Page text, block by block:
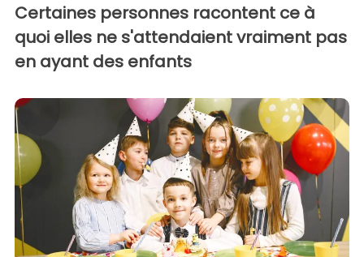
Certaines personnes racontent ce à
quoi elles ne s'attendaient vraiment pas
en ayant des enfants